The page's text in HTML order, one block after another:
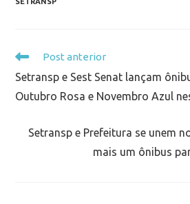
Post anterior
Setransp e Sest Senat lançam
Outubro Rosa e Novembro Azul
Setransp e Prefeitura se unem
mais um ônibus